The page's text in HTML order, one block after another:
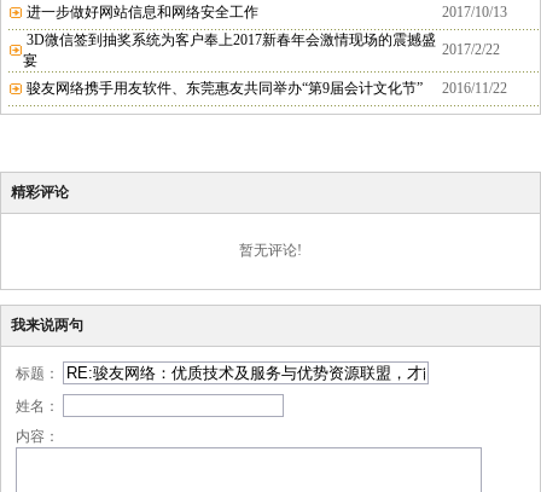
进一步做好网站信息和网络安全工作
2017/10/13
3D微信签到抽奖系统为客户奉上2017新春年会激情现场的震撼盛
宴
2017/2/22
骏友网络携手用友软件、东莞惠友共同举办“第9届会计文化节” 2016/11/22
精彩评论
暂无评论!
我来说两句
标题：
姓名：
内容：